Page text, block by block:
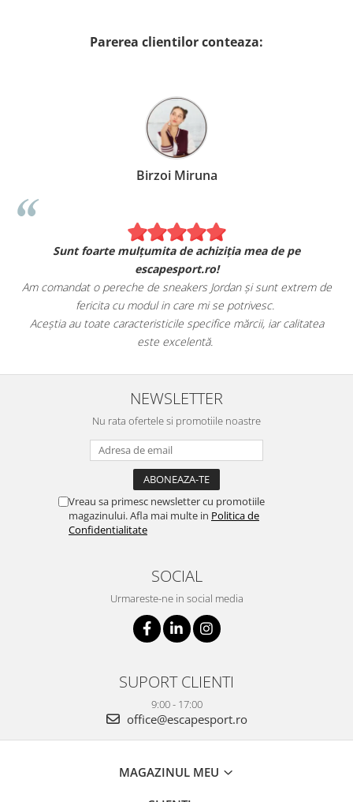
Parerea clientilor conteaza:
Birzoi Miruna
Sunt foarte mulțumita de achiziția mea de pe
escapesport.ro!
Am comandat o pereche de sneakers Jordan și sunt extrem de
fericita cu modul in care mi se potrivesc.
Aceștia au toate caracteristicile specifice mărcii, iar calitatea
este excelentă.
NEWSLETTER
Nu rata ofertele si promotiile noastre
Vreau sa primesc newsletter cu promotiile
magazinului. Afla mai multe in Politica de
Confidentialitate
SOCIAL
Urmareste-ne in social media
SUPORT CLIENTI
9:00 - 17:00
office@escapesport.ro
MAGAZINUL MEU